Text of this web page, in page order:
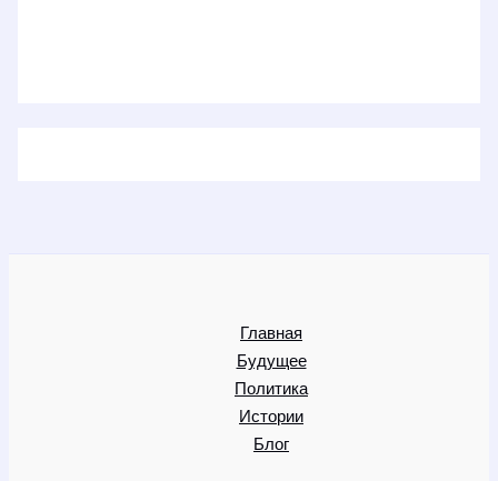
Главная
Будущее
Политика
Истории
Блог